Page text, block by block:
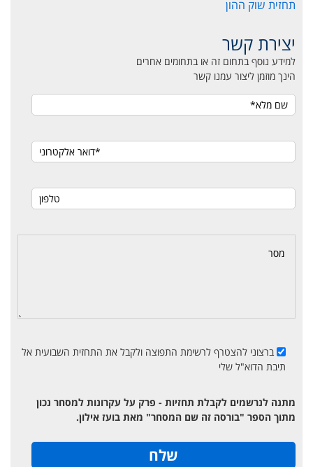
תחזית שוק ההון
יצירת קשר
למידע נוסף בתחום זה או בתחומים אחרים
הינך מוזמן ליצור עמנו קשר
ברצוני להצטרף לרשימת התפוצה ולקבל את התחזית השבועית אל
תיבת הדוא"ל שלי
מתנה לנרשמים לקבלת תחזיות - פרק על עקרונות למסחר נכון
מתוך הספר "בורסה זה שם המסחר" מאת בועז אילון.